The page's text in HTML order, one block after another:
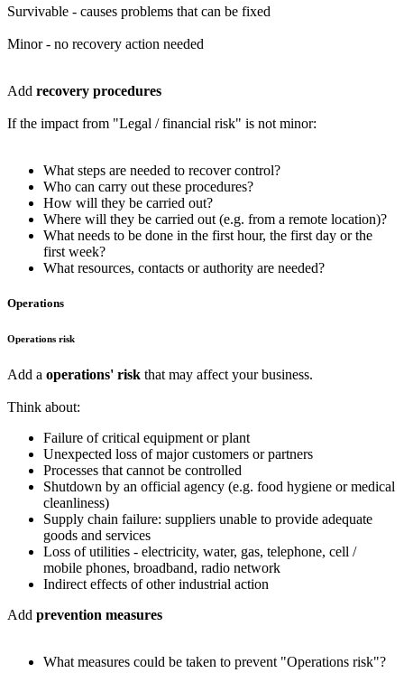
Survivable - causes problems that can be fixed
Minor - no recovery action needed
Add recovery procedures
If the impact from "Legal / financial risk" is not minor:
What steps are needed to recover control?
Who can carry out these procedures?
How will they be carried out?
Where will they be carried out (e.g. from a remote location)?
What needs to be done in the first hour, the first day or the
first week?
What resources, contacts or authority are needed?
Operations
Operations risk
Add a operations' risk that may affect your business.
Think about:
Failure of critical equipment or plant
Unexpected loss of major customers or partners
Processes that cannot be controlled
Shutdown by an official agency (e.g. food hygiene or medical
cleanliness)
Supply chain failure: suppliers unable to provide adequate
goods and services
Loss of utilities - electricity, water, gas, telephone, cell /
mobile phones, broadband, radio network
Indirect effects of other industrial action
Add prevention measures
What measures could be taken to prevent "Operations risk"?